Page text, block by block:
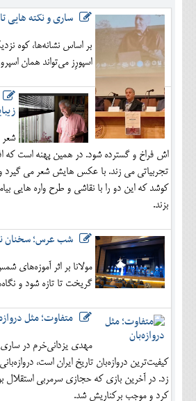
ساری و نکته هایی
بر اساس نشانه‌ها، کوه
اسپورِز می‌تواند همان
شعر
اش فراخ و گسترده شود. در همین پهنه است
تجربیاتی می زند. با عکس هایش شعر می
کوشد که این دو را با نقاشی و طرح واره هایی
بزند.
شب عرس؛ سخنان نو
مولانا بر اثر آموزه‌های
گریخت تا تازه شود و
متفاوت؛ مثل
مهدی یزدانی‌خرم در
کیفیت‌ترین دروازه‌بان تاریخ ایران است،
زد. در آخرین بازی که حجازی سرمربی استقلال
کرد و موجب برکناریش شد.